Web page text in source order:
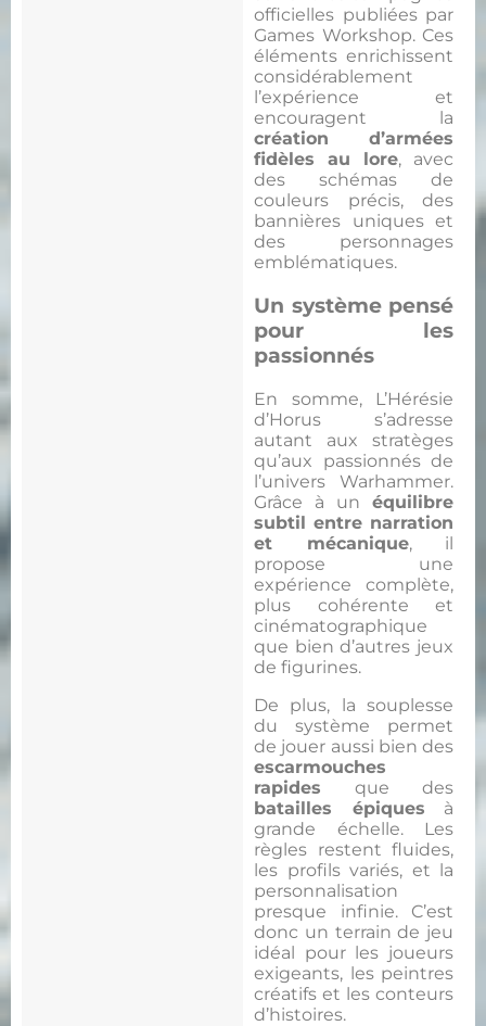
officielles publiées par
Games Workshop. Ces
éléments enrichissent
considérablement
l’expérience et
encouragent la
création d’armées
fidèles au lore, avec
des schémas de
couleurs précis, des
bannières uniques et
des personnages
emblématiques.
Un système pensé
pour les
passionnés
En somme, L’Hérésie
d’Horus s’adresse
autant aux stratèges
qu’aux passionnés de
l’univers Warhammer.
Grâce à un équilibre
subtil entre narration
et mécanique, il
propose une
expérience complète,
plus cohérente et
cinématographique
que bien d’autres jeux
de figurines.
De plus, la souplesse
du système permet
de jouer aussi bien des
escarmouches
rapides que des
batailles épiques à
grande échelle. Les
règles restent fluides,
les profils variés, et la
personnalisation
presque infinie. C’est
donc un terrain de jeu
idéal pour les joueurs
exigeants, les peintres
créatifs et les conteurs
d’histoires.